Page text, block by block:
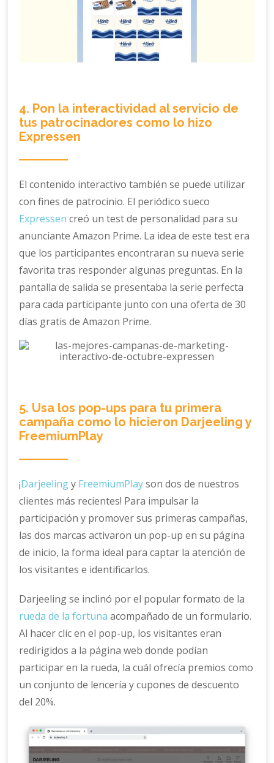
4. Pon la interactividad al servicio de
tus patrocinadores como lo hizo
Expressen
El contenido interactivo también se puede utilizar
con fines de patrocinio. El periódico sueco
Expressen creó un test de personalidad para su
anunciante Amazon Prime. La idea de este test era
que los participantes encontraran su nueva serie
favorita tras responder algunas preguntas. En la
pantalla de salida se presentaba la serie perfecta
para cada participante junto con una oferta de 30
días gratis de Amazon Prime.
5. Usa los pop-ups para tu primera
campaña como lo hicieron Darjeeling y
FreemiumPlay
¡Darjeelingy FreemiumPlayson dos de nuestros
clientes más recientes! Para impulsar la
participación y promover sus primeras campañas,
las dos marcas activaron un pop-up en su página
de inicio, la forma ideal para captar la atención de
los visitantes e identificarlos.
Darjeeling se inclinó por el popular formato de la
rueda de la fortuna acompañado de un formulario.
Al hacer clic en el pop-up, los visitantes eran
redirigidos a la página web donde podían
participar en la rueda, la cuál ofrecía premios como
un conjunto de lencería y cupones de descuento
del 20%.